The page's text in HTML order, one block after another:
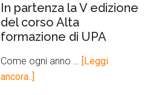
In partenza la V edizione
del corso Alta
formazione di UPA
Come ogni anno …
[Leggi
ancora..]